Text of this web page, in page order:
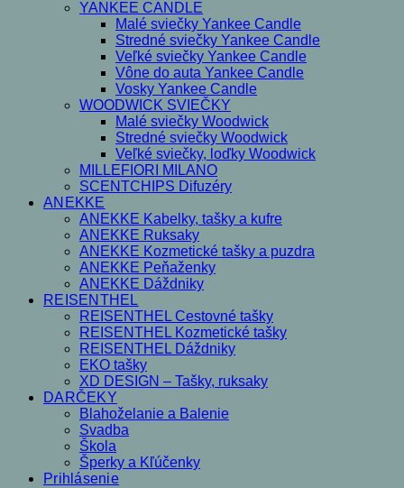
YANKEE CANDLE
Malé sviečky Yankee Candle
Stredné sviečky Yankee Candle
Veľké sviečky Yankee Candle
Vône do auta Yankee Candle
Vosky Yankee Candle
WOODWICK SVIEČKY
Malé sviečky Woodwick
Stredné sviečky Woodwick
Veľké sviečky, loďky Woodwick
MILLEFIORI MILANO
SCENTCHIPS Difuzéry
ANEKKE
ANEKKE Kabelky, tašky a kufre
ANEKKE Ruksaky
ANEKKE Kozmetické tašky a puzdra
ANEKKE Peňaženky
ANEKKE Dáždniky
REISENTHEL
REISENTHEL Cestovné tašky
REISENTHEL Kozmetické tašky
REISENTHEL Dáždniky
EKO tašky
XD DESIGN – Tašky, ruksaky
DARČEKY
Blahoželanie a Balenie
Svadba
Škola
Šperky a Kľúčenky
Prihlásenie